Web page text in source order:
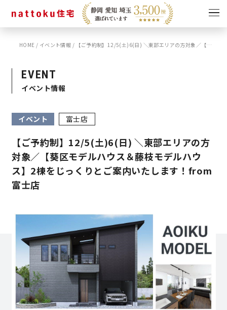
イベント
ショールーム
営業時間／10:00～20:00 定休日／年末年始
タップで電話をかける
HOME / イベント情報 / 【ご予約制】12/5(土)6(日) ＼東部エリアの方対象／【葵区モデルハウス＆藤枝モデルハウス】2棟をじっくりとご案内いたします！from富士店
EVENT
イベント情報
イベント 富士店
【ご予約制】12/5(土)6(日) ＼東部エリアの方
対象／【葵区モデルハウス＆藤枝モデルハウ
ス】2棟をじっくりとご案内いたします！from
富士店